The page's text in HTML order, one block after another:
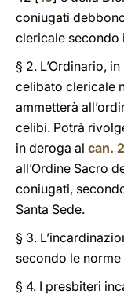
coniugati
clericale secondo
§ 2. L’Ordinario,
celibato clericale
ammetterà
celibi. Potrà
in deroga al can.
all’Ordine Sacro
coniugati,
Santa Sede.
§ 3.
secondo le
§ 4. I presbiteri